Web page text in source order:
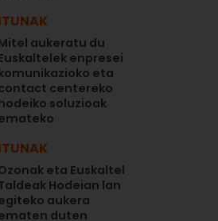
aukeratu du
enpresei
eta
centereko
soluzioak
eta Euskaltel
Hodeian lan
aukera
duten